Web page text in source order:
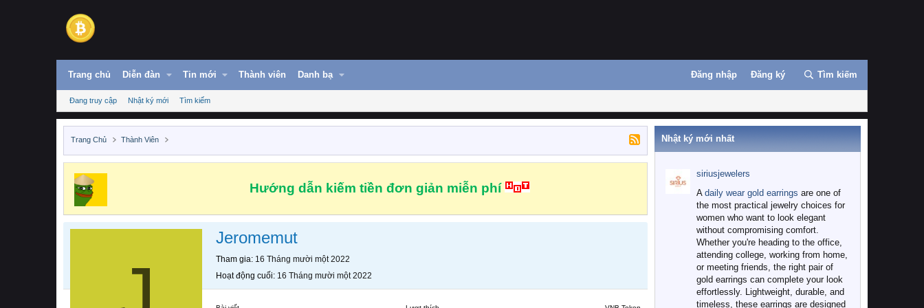
Trang chủ Diễn đàn Tin mới Thành viên Danh bạ Đăng nhập Đăng ký Tìm kiếm
Đang truy cập Nhật ký mới Tìm kiếm
Trang Chủ Thành Viên
Hướng dẫn kiếm tiền đơn giản miễn phí
Jeromemut
Tham gia 16 Tháng mười một 2022
Hoạt động cuối 16 Tháng mười một 2022
Nhật ký mới nhất
siriusjewelers
A daily wear gold earrings are one of
the most practical jewelry choices for
women who want to look elegant
without compromising comfort.
Whether you're heading to the office,
attending college, working from home,
or meeting friends, the right pair of
gold earrings can complete your look
effortlessly. Lightweight, durable, and
timeless, these earrings are designed